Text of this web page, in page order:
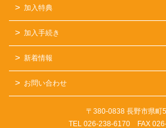
加入特典
加入手続き
新着情報
お問い合わせ
〒380-0838 長野市県
TEL 026-238-6170 FAX